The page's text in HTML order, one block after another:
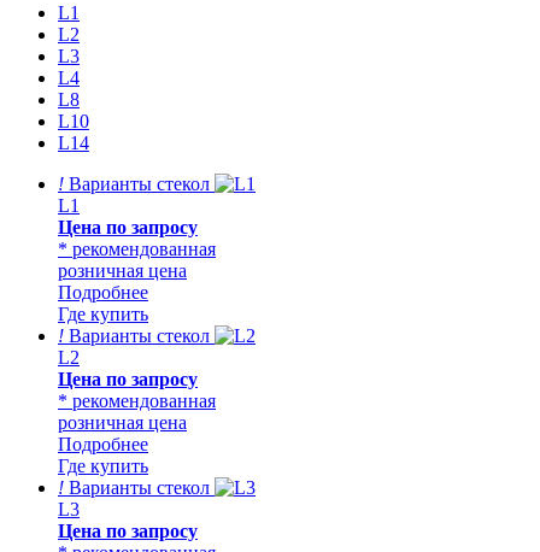
L1
L2
L3
L4
L8
L10
L14
! Варианты стекол
L1
Цена по запросу
* рекомендованная
розничная цена
Подробнее
Где купить
! Варианты стекол
L2
Цена по запросу
* рекомендованная
розничная цена
Подробнее
Где купить
! Варианты стекол
L3
Цена по запросу